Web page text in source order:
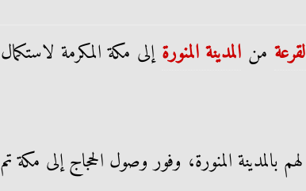
من المدينة المنورةإلى مكة المكرمة لاستكمال
بالمدينة المنورة، وفور وصول الحجاج إلى مكة تم